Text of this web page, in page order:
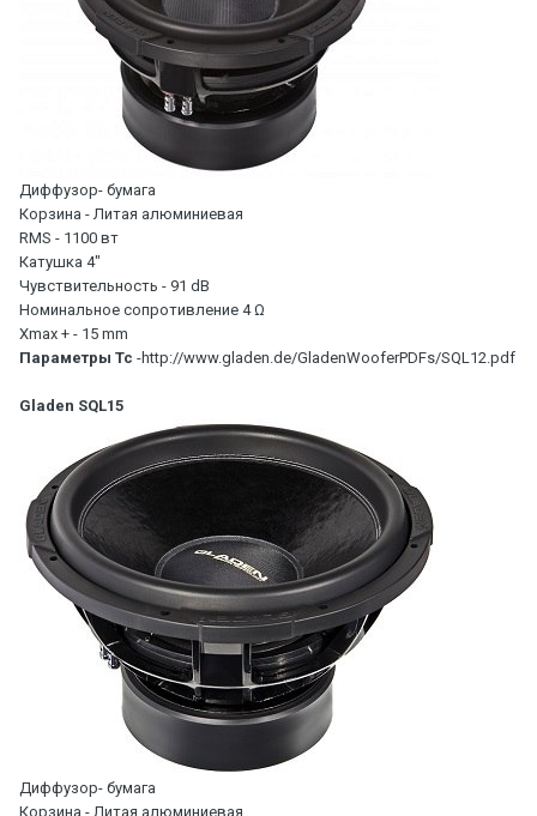
Диффузор- бумага
Корзина - Литая алюминиевая
RMS - 1100 вт
Катушка 4"
Чувствительность - 91 dB
Номинальное сопротивление 4 Ω
Xmax + - 15 mm
Параметры Тс -http://www.gladen.de/GladenWooferPDFs/SQL12.pdf
Gladen SQL15
Диффузор- бумага
Корзина - Литая алюминиевая